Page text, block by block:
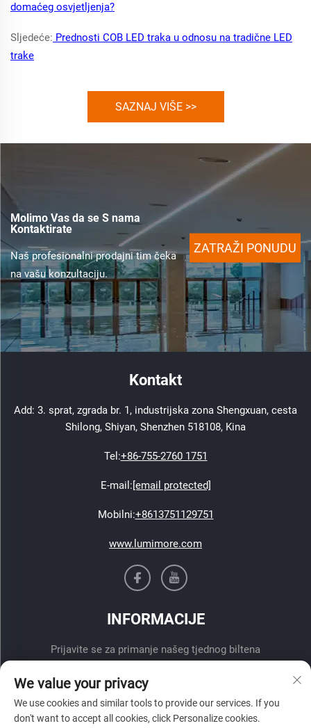
domaćeg osvjetljenja?
Sljedeće: Prednosti COB LED traka u odnosu na tradične LED
trake
SAZNAJ VIŠE >>
Molimo Vas da se S nama
Kontaktirate
Naš profesionalni prodajni tim čeka
na vašu konzultaciju.
ZATRAŽI PONUDU
Kontakt
Add: 3. sprat, zgrada br. 1, industrijska zona Shengxuan, cesta
Shilong, Shiyan, Shenzhen 518108, Kina
Tel:+86-755-2760 1751
E-mail:[email protected]
Mobilni:+8613751129751
www.lumimore.com
INFORMACIJE
Prijavite se za primanje našeg tjednog biltena
We value your privacy
We use cookies and similar tools to provide our services. If you
don't want to accept all cookies, click Personalize cookies.